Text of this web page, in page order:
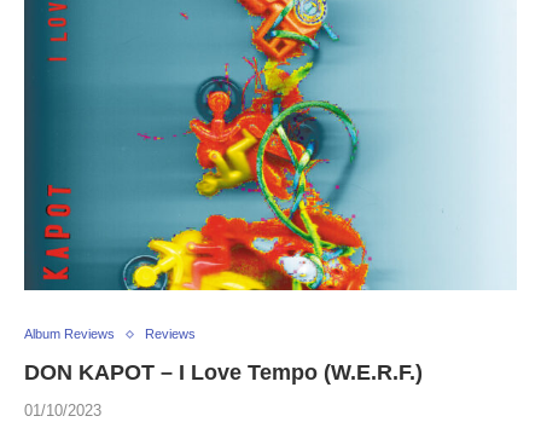
Album Reviews Reviews
DON KAPOT – I Love Tempo (W.E.R.F.)
01/10/2023